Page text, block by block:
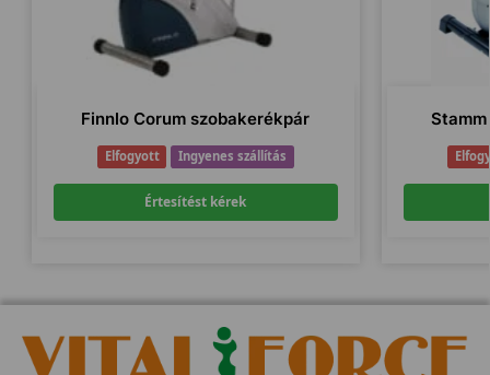
Finnlo Corum szobakerékpár
Elfogyott Ingyenes szállítás
Értesítést kérek